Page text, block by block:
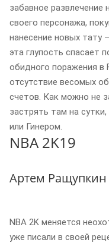
забавное развлечение
своего персонажа,
нанесение новых тату
эта глупость спасает
обидного поражения в
отсутствие весомых
счетов. Как можно не
застрять там на
или Гинером.
NBA 2K19
Артем Ращупкин
NBA 2K меняется
уже писали в своей